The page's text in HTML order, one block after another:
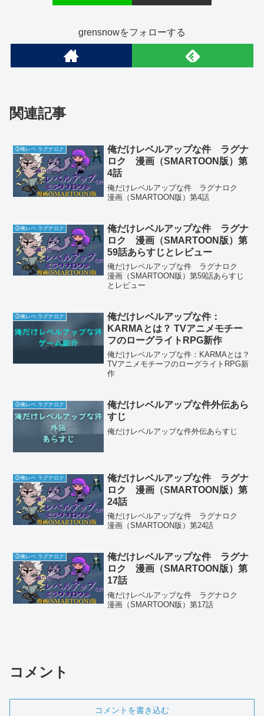
grensnowをフォローする
関連記事
③俺レベ ラグナロク
俺だけレベルアップな件 ラグナ
ロク 漫画（SMARTOON版）第
4話
俺だけレベルアップな件 ラグナロク
漫画（SMARTOON版）第4話
③俺レベ ラグナロク
俺だけレベルアップな件 ラグナ
ロク 漫画（SMARTOON版）第
59話あらすじとレビュー
俺だけレベルアップな件 ラグナロク
漫画（SMARTOON版）第59話あらすじ
とレビュー
③俺レベ ラグナロク
俺だけレベルアップな件：
KARMAとは？ TVアニメモチー
フのローグライトRPG新作
俺だけレベルアップな件：KARMAとは？
TVアニメモチーフのローグライトRPG新
作
③俺レベ ラグナロク
俺だけレベルアップな件外伝あら
すじ
俺だけレベルアップな件外伝あらすじ
③俺レベ ラグナロク
俺だけレベルアップな件 ラグナ
ロク 漫画（SMARTOON版）第
24話
俺だけレベルアップな件 ラグナロク
漫画（SMARTOON版）第24話
③俺レベ ラグナロク
俺だけレベルアップな件 ラグナ
ロク 漫画（SMARTOON版）第
17話
俺だけレベルアップな件 ラグナロク
漫画（SMARTOON版）第17話
コメント
コメントを書き込む